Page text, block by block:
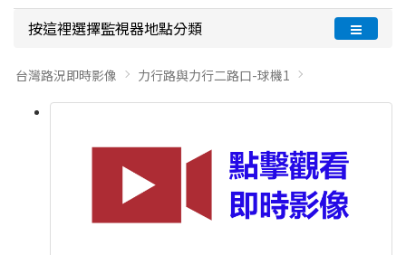
按這裡選擇監視器地點分類
台灣路況即時影像 力行路與力行二路口-球機1